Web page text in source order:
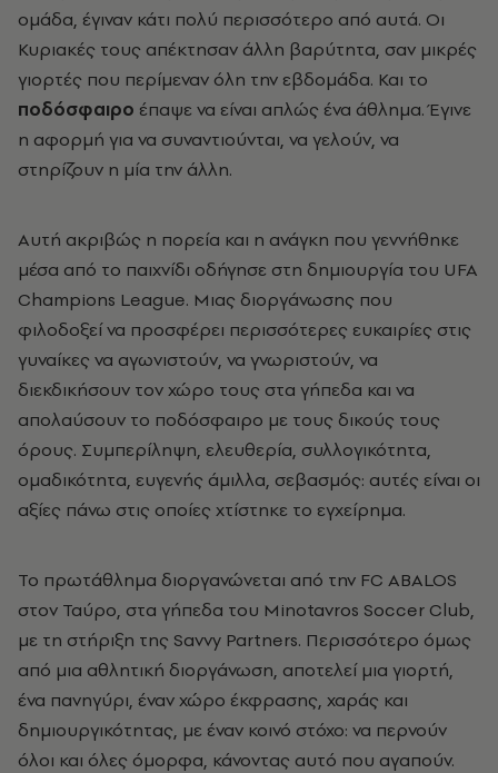
ομάδα, έγιναν κάτι πολύ περισσότερο από αυτά. Οι
Κυριακές τους απέκτησαν άλλη βαρύτητα, σαν μικρές
γιορτές που περίμεναν όλη την εβδομάδα. Και το
ποδόσφαιρο έπαψε να είναι απλώς ένα άθλημα. Έγινε
η αφορμή για να συναντιούνται, να γελούν, να
στηρίζουν η μία την άλλη.
Αυτή ακριβώς η πορεία και η ανάγκη που γεννήθηκε
μέσα από το παιχνίδι οδήγησε στη δημιουργία του UFA
Champions League. Μιας διοργάνωσης που
φιλοδοξεί να προσφέρει περισσότερες ευκαιρίες στις
γυναίκες να αγωνιστούν, να γνωριστούν, να
διεκδικήσουν τον χώρο τους στα γήπεδα και να
απολαύσουν το ποδόσφαιρο με τους δικούς τους
όρους. Συμπερίληψη, ελευθερία, συλλογικότητα,
ομαδικότητα, ευγενής άμιλλα, σεβασμός: αυτές είναι οι
αξίες πάνω στις οποίες χτίστηκε το εγχείρημα.
Το πρωτάθλημα διοργανώνεται από την FC ABALOS
στον Ταύρο, στα γήπεδα του Minotavros Soccer Club,
με τη στήριξη της Savvy Partners. Περισσότερο όμως
από μια αθλητική διοργάνωση, αποτελεί μια γιορτή,
ένα πανηγύρι, έναν χώρο έκφρασης, χαράς και
δημιουργικότητας, με έναν κοινό στόχο: να περνούν
όλοι και όλες όμορφα, κάνοντας αυτό που αγαπούν.